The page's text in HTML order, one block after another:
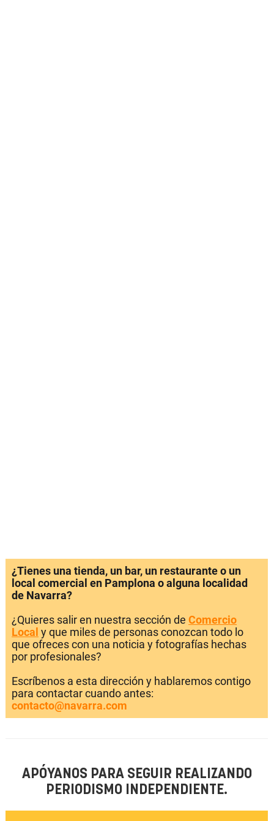
¿Tienes una tienda, un bar, un restaurante o un
local comercial en Pamplona o alguna localidad
de Navarra?
¿Quieres salir en nuestra sección de Comercio
Local y que miles de personas conozcan todo lo
que ofreces con una noticia y fotografías hechas
por profesionales?
Escríbenos a esta dirección y hablaremos contigo
para contactar cuando antes:
contacto@navarra.com
APÓYANOS PARA SEGUIR REALIZANDO
PERIODISMO INDEPENDIENTE.